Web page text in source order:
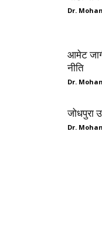
Dr.
आमेट
नीति
Dr.
जोधपुरा
Dr.